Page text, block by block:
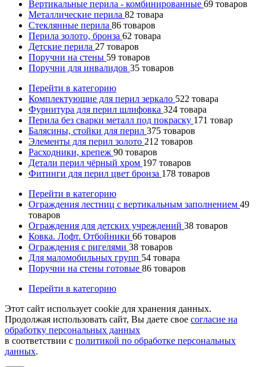
Вертикальные перила - комбинированные 69 товаров
Металлические перила 82 товара
Стеклянные перила 86 товаров
Перила золото, бронза 62 товара
Детские перила 27 товаров
Поручни на стены 59 товаров
Поручни для инвалидов 35 товаров
Перейти в категорию
Комплектующие для перил зеркало 522 товара
Фурнитура для перил шлифовка 324 товара
Перила без сварки металл под покраску 171 товар
Балясины, стойки для перил 375 товаров
Элементы для перил золото 212 товаров
Расходники, крепеж 90 товаров
Детали перил чёрный хром 197 товаров
Фитинги для перил цвет бронза 178 товаров
Перейти в категорию
Ограждения лестниц с вертикальным заполнением 49
товаров
Ограждения для детских учреждений 38 товаров
Ковка. Лофт. Отбойники 66 товаров
Ограждения с ригелями 38 товаров
Для маломобильных групп 54 товара
Поручни на стены готовые 86 товаров
Перейти в категорию
Этот сайт использует cookie для хранения данных.
Продолжая использовать сайт, Вы даете свое согласие на
обработку персональных данных
в соответствии с политикой по обработке персональных
данных.